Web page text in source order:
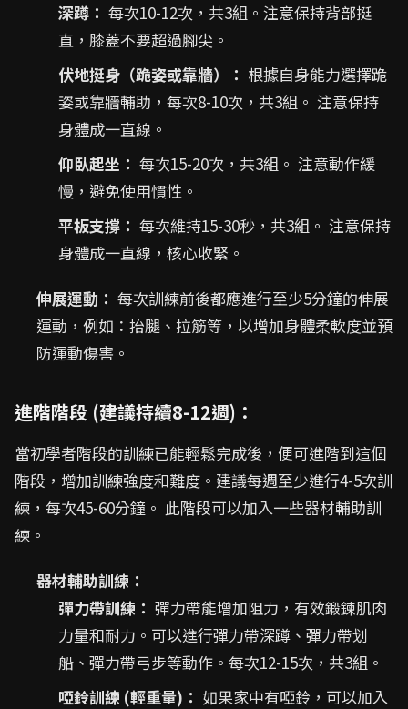
深蹲： 每次10-12次，共3組。注意保持背部挺
直，膝蓋不要超過腳尖。
伏地挺身（跪姿或靠牆）： 根據自身能力選擇跪
姿或靠牆輔助，每次8-10次，共3組。 注意保持
身體成一直線。
仰臥起坐： 每次15-20次，共3組。 注意動作緩
慢，避免使用慣性。
平板支撐： 每次維持15-30秒，共3組。 注意保持
身體成一直線，核心收緊。
伸展運動： 每次訓練前後都應進行至少5分鐘的伸展
運動，例如：抬腿、拉筋等，以增加身體柔軟度並預
防運動傷害。
進階階段 (建議持續8-12週)：
當初學者階段的訓練已能輕鬆完成後，便可進階到這個
階段，增加訓練強度和難度。建議每週至少進行4-5次訓
練，每次45-60分鐘。 此階段可以加入一些器材輔助訓
練。
器材輔助訓練：
彈力帶訓練： 彈力帶能增加阻力，有效鍛鍊肌肉
力量和耐力。可以進行彈力帶深蹲、彈力帶划
船、彈力帶弓步等動作。每次12-15次，共3組。
啞鈴訓練 (輕重量)： 如果家中有啞鈴，可以加入